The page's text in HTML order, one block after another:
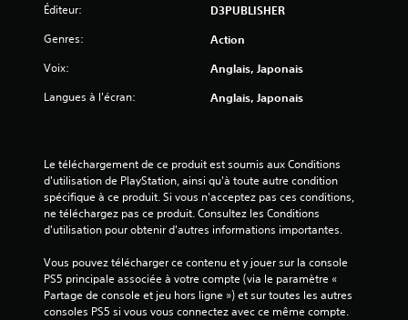
Éditeur: D3PUBLISHER
Genres: Action
Voix: Anglais, Japonais
Langues à l'écran: Anglais, Japonais
Le téléchargement de ce produit est soumis aux Conditions
d'utilisation de PlayStation, ainsi qu'à toute autre condition
spécifique à ce produit. Si vous n'acceptez pas ces conditions,
ne téléchargez pas ce produit. Consultez les Conditions
d'utilisation pour obtenir d'autres informations importantes.
Vous pouvez télécharger ce contenu et y jouer sur la console
PS5 principale associée à votre compte (via le paramètre «
Partage de console et jeu hors ligne ») et sur toutes les autres
consoles PS5 si vous vous connectez avec ce même compte.